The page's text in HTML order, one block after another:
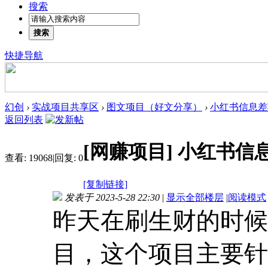
搜索
搜索
快捷导航
幻创 › 实战项目共享区 › 图文项目（好文分享） › 小红书信息
返回列表
查看: 19068|回复: 0[网赚项目] 小红书信
[复制链接]
发表于 2023-5-28 22:30 | 显示全部楼层 |阅读模式
昨天在刷生财的时
目，这个项目主要